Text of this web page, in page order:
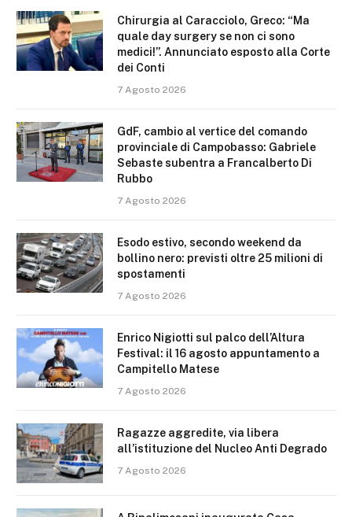
Chirurgia al Caracciolo, Greco: “Ma
quale day surgery se non ci sono
medici!”. Annunciato esposto alla Corte
dei Conti
7 Agosto 2026
GdF, cambio al vertice del comando
provinciale di Campobasso: Gabriele
Sebaste subentra a Francalberto Di
Rubbo
7 Agosto 2026
Esodo estivo, secondo weekend da
bollino nero: previsti oltre 25 milioni di
spostamenti
7 Agosto 2026
Enrico Nigiotti sul palco dell’Altura
Festival: il 16 agosto appuntamento a
Campitello Matese
7 Agosto 2026
Ragazze aggredite, via libera
all’istituzione del Nucleo Anti Degrado
7 Agosto 2026